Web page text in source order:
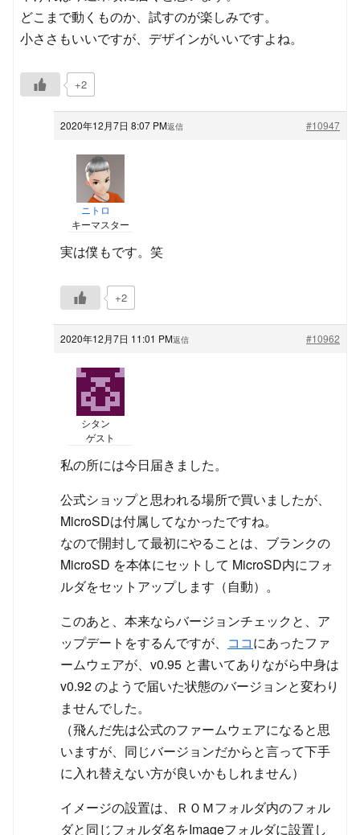
どこまで動くものか、試すのが楽しみです。
小ささもいいですが、デザインがいいですよね。
+2
2020年12月7日 8:07 PM #10947
返信
ニトロ
キーマスター
実は僕もです。笑
+2
2020年12月7日 11:01 PM #10962
返信
シタン
ゲスト
私の所には今日届きました。
公式ショップと思われる場所で買いましたが、
MicroSDは付属してなかったですね。
なので開封して最初にやることは、ブランクの
MicroSD を本体にセットして MicroSD内にフォ
ルダをセットアップします（自動）。
このあと、本来ならバージョンチェックと、ア
ップデートをするんですが、 ココにあったファ
ームウェアが、v0.95 と書いてありながら中身は
v0.92 のようで届いた状態のバージョンと変わり
ませんでした。
（飛んだ先は公式のファームウェアになると思
いますが、同じバージョンだからと言って下手
に入れ替えない方が良いかもしれません）
イメージの設置は、ＲＯＭフォルダ内のフォル
ダと同じフォルダ名をImageフォルダに設置し